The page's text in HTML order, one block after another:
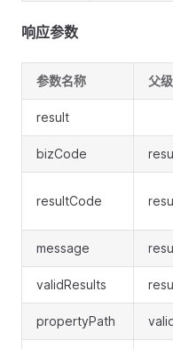
响应参数
参数名称 父级
result
bizCode
resultCode
message
validResults
propertyPath